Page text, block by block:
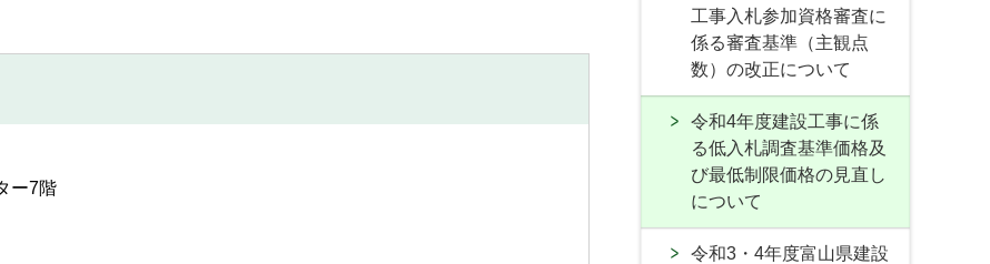
ー7階
工事入札参加資格審査に
係る審査基準（主観点
数）の改正について
令和4年度建設工事に係
る低入札調査基準価格及
び最低制限価格の見直し
について
令和3・4年度富山県建設